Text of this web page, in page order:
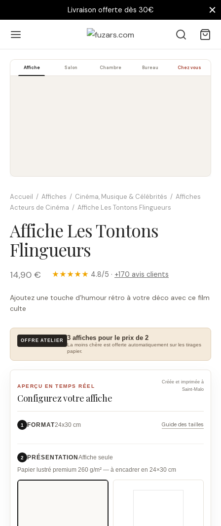
Livraison offerte dès 30€
Affiche Salon Chambre Bureau Chez vous
Accueil / Affiches / Cinéma, Musique & Célébrités / Affiches
Acteurs de Cinéma / Affiche Les Tontons Flingueurs
Affiche Les Tontons
Flingueurs
14,90 € ★★★★★ 4.8/5 · +170 avis clients
Ajoutez une touche d’humour rétro à votre déco avec ce film
culte
OFFRE ATELIER 3 affiches pour le prix de 2
La moins chère est offerte automatiquement sur les tirages
papier.
APERÇU EN TEMPS RÉEL
Configurez votre affiche
Créée et imprimée à
Saint-Malo
1 FORMAT24x30 cm Guide des tailles
2 PRÉSENTATION Affiche seule
Papier lustré premium 260 g/m² — à encadrer en 24×30 cm